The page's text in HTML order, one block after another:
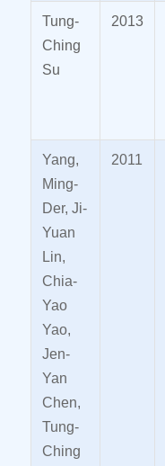
Tung-
Ching
Su
2013
Yang,
Ming-
Der, Ji-
Yuan
Lin,
Chia-
Yao
Yao,
Jen-
Yan
Chen,
Tung-
Ching
2011